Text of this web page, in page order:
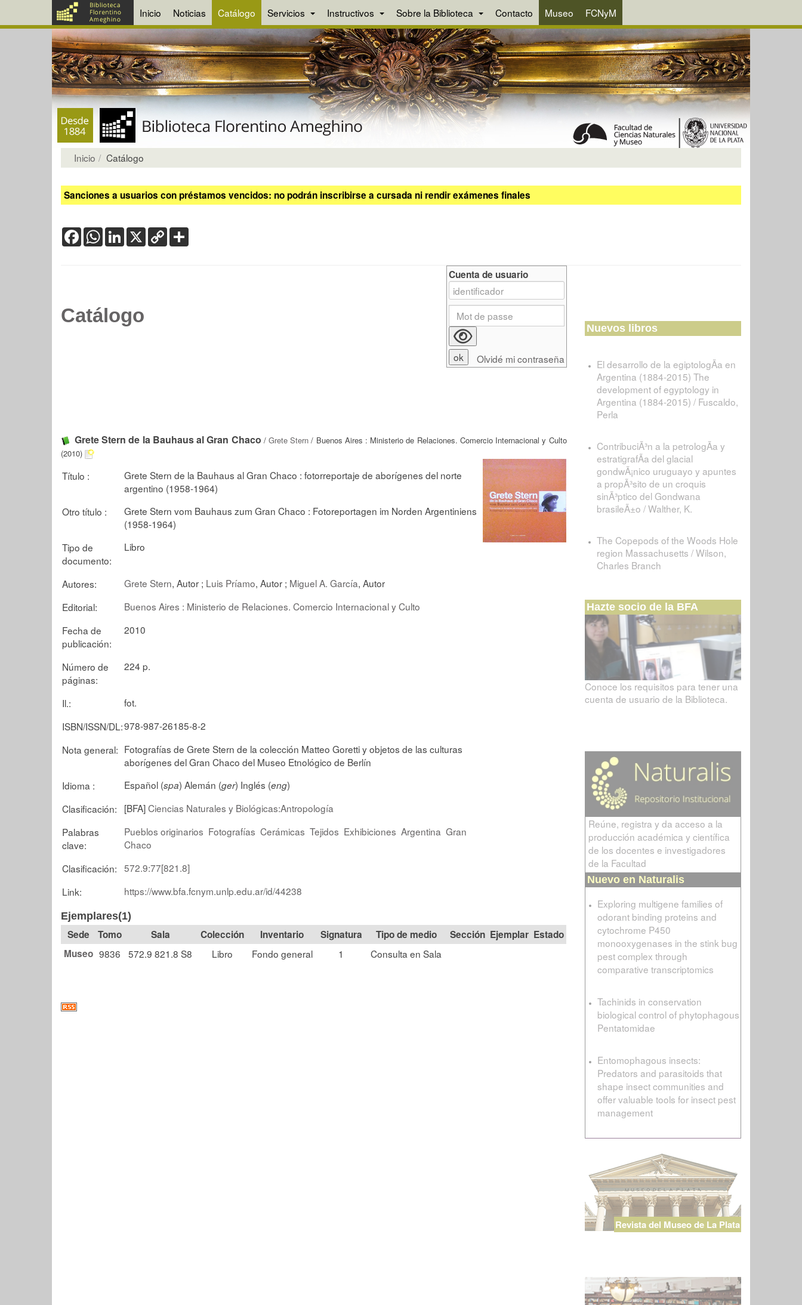
Inicio Noticias Catálogo Servicios Instructivos Sobre la Biblioteca Contacto Museo FCNyM
Inicio Catálogo
Sanciones a usuarios con préstamos vencidos: no podrán inscribirse a cursada ni rendir exámenes finales
FacebookWhatsApp
LinkedIn
X Copy
Link
Catálogo
Grete Stern de la Bauhaus al Gran Chaco / Grete Stern / Buenos Aires : Ministerio de Relaciones. Comercio Internacional y Culto
(2010)
Título :
Grete Stern de la Bauhaus al Gran Chaco : fotorreportaje de aborígenes del norte
argentino (1958-1964)
Otro título :
Grete Stern vom Bauhaus zum Gran Chaco : Fotoreportagen im Norden Argentiniens
(1958-1964)
Tipo de
documento:
Libro
Autores: Grete Stern, Autor ; Luis Príamo, Autor ; Miguel A. García, Autor
Editorial:
Buenos Aires : Ministerio de Relaciones. Comercio Internacional y Culto
Fecha de
publicación:
2010
Número de
páginas:
224 p.
Il.:
fot.
ISBN/ISSN/DL:978-987-26185-8-2
Nota general: Fotografías de Grete Stern de la colección Matteo Goretti y objetos de las culturas
aborígenes del Gran Chaco del Museo Etnológico de Berlín
Idioma :
Español (spa) Alemán (ger) Inglés (eng)
Clasificación:
[BFA]Ciencias Naturales y Biológicas:Antropología
Palabras
clave:
Pueblos originarios Fotografías Cerámicas Tejidos Exhibiciones Argentina Gran
Chaco
Clasificación: 572.9:77[821.8]
Link:
https://www.bfa.fcnym.unlp.edu.ar/id/44238
Ejemplares(1)
Tomo Sala Colección Signatura Tipo de medio Sección
Estado
Museo 9836 572.9 821.8 S8 Libro Fondo general 1 Consulta en Sala
Cuenta de usuario
Olvidé mi contraseña
Nuevos libros
El desarrollo de la egiptologÃ­a en
Argentina (1884-2015) The
development of egyptology in
Argentina (1884-2015) / Fuscaldo,
Perla
ContribuciÃ³n a la petrologÃ­a y
estratigrafÃ­a del glacial
gondwÃ¡nico uruguayo y apuntes
a propÃ³sito de un croquis
sinÃ³ptico del Gondwana
brasileÃ±o / Walther, K.
The Copepods of the Woods Hole
region Massachusetts / Wilson,
Charles Branch
Hazte socio de la BFA
Conoce los requisitos para tener una
cuenta de usuario de la Biblioteca.
Reúne, registra y da acceso a la
producción académica y científica
de los docentes e investigadores
de la Facultad
Nuevo en Naturalis
Exploring multigene families of
odorant binding proteins and
cytochrome P450
monooxygenases in the stink bug
pest complex through
comparative transcriptomics
Tachinids in conservation
biological control of phytophagous
Pentatomidae
Entomophagous insects:
Predators and parasitoids that
shape insect communities and
offer valuable tools for insect pest
management
Revista del Museo de La Plata